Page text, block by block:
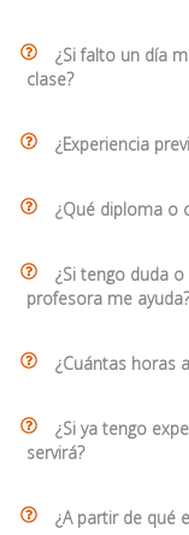
¿Si falto un día
clase?
¿Experiencia
¿Qué diploma o
¿Si tengo duda
profesora me ayuda?
¿Cuántas horas
¿Si ya tengo
servirá?
¿A partir de qué